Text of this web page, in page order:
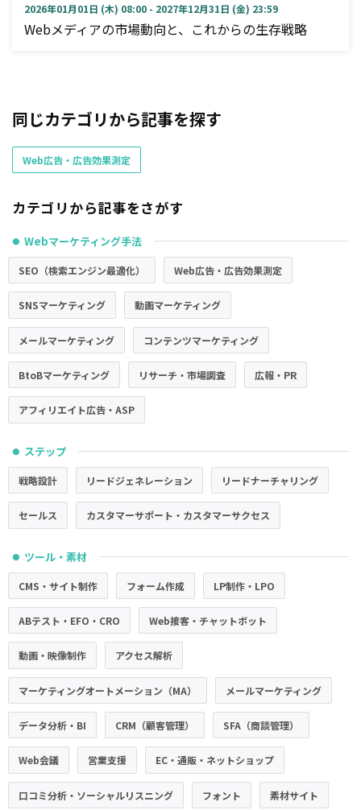
2026年01月01日 (木) 08:00 - 2027年12月31日 (金) 23:59
Webメディアの市場動向と、これからの生存戦略
同じカテゴリから記事を探す
Web広告・広告効果測定
カテゴリから記事をさがす
● Webマーケティング手法
SEO（検索エンジン最適化） Web広告・広告効果測定
SNSマーケティング 動画マーケティング
メールマーケティング コンテンツマーケティング
BtoBマーケティング リサーチ・市場調査 広報・PR
アフィリエイト広告・ASP
● ステップ
戦略設計 リードジェネレーション リードナーチャリング
セールス カスタマーサポート・カスタマーサクセス
● ツール・素材
CMS・サイト制作 フォーム作成 LP制作・LPO
ABテスト・EFO・CRO Web接客・チャットボット
動画・映像制作 アクセス解析
マーケティングオートメーション（MA） メールマーケティング
データ分析・BI CRM（顧客管理） SFA（商談管理）
Web会議 営業支援 EC・通販・ネットショップ
口コミ分析・ソーシャルリスニング フォント 素材サイト